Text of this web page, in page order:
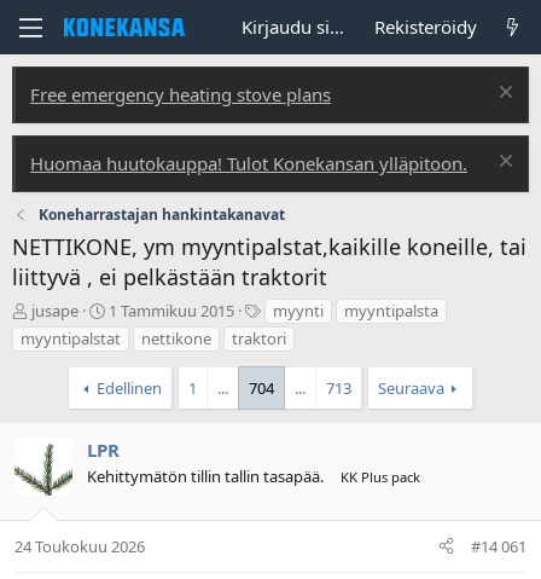
Kirjaudu sisään Rekisteröidy
Free emergency heating stove plans
Huomaa huutokauppa! Tulot Konekansan ylläpitoon.
Koneharrastajan hankintakanavat
NETTIKONE, ym myyntipalstat,kaikille koneille, tai
liittyvä , ei pelkästään traktorit
V
i
e
t
n
jusape
A
l
o
t
u
p
ä
v
ä
1 Tammikuu 2015
T
u
n
n
i
s
e
myynti
myyntipalsta
myyntipalstat
nettikone traktori
Edellinen 1 ... 704 ... 713 Seuraava
LPR
Kehittymätön tillin tallin tasapää. KK Plus pack
24 Toukokuu 2026 #14 061